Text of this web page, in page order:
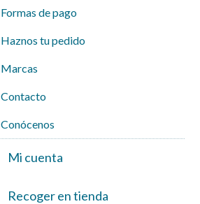
Formas de pago
Haznos tu pedido
Marcas
Contacto
Conócenos
Mi cuenta
Recoger en tienda